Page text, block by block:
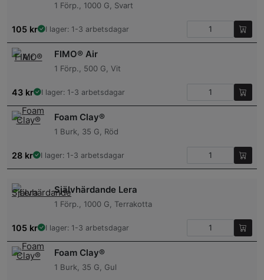
1 Förp., 1000 G, Svart
105 kr I lager: 1-3 arbetsdagar
FIMO® Air
1 Förp., 500 G, Vit
43 kr I lager: 1-3 arbetsdagar
Foam Clay®
1 Burk, 35 G, Röd
28 kr I lager: 1-3 arbetsdagar
Självhärdande Lera
1 Förp., 1000 G, Terrakotta
105 kr I lager: 1-3 arbetsdagar
Foam Clay®
1 Burk, 35 G, Gul